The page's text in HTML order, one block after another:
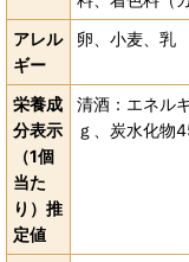
アレル
ギー
卵、小麦、乳
栄養成
分表示
（1個
当た
り）推
定値
清酒：エネル
ｇ、炭水化物